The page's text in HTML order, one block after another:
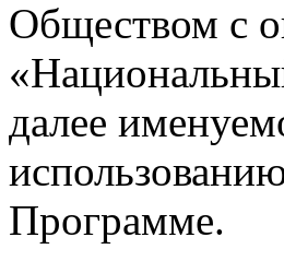
Обществом с
далее
Программе.